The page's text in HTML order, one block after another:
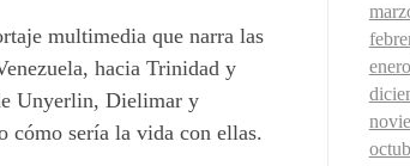
multimedia que narra las
hacia Trinidad y
Unyerlin, Dielimar y
cómo sería la vida con ellas.